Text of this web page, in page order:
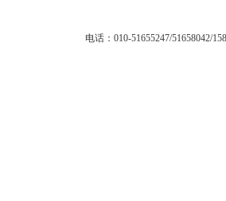
电话：010-51655247/51658042/